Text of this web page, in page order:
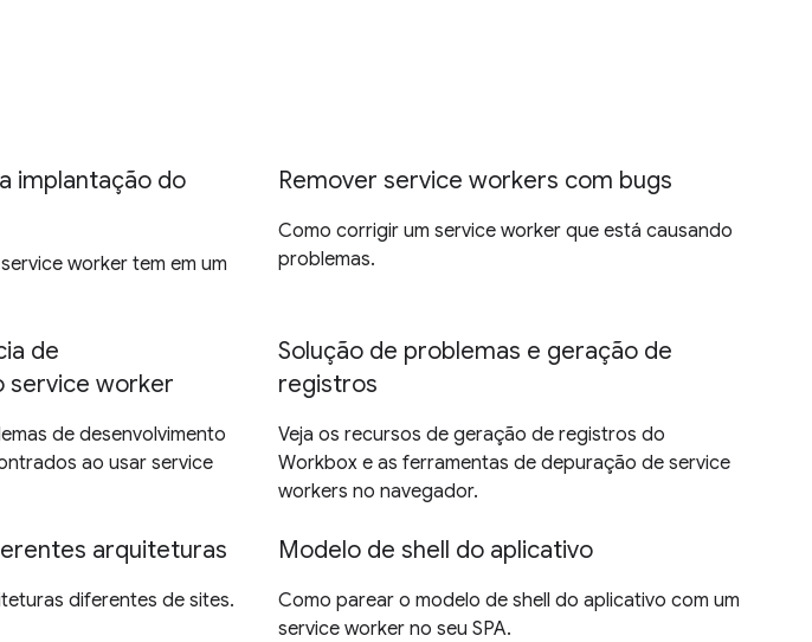
implantação do
worker tem em um
Remover service workers com bugs
Como corrigir um service worker que está causando
problemas.
de
service worker
de desenvolvimento
ao usar service
Solução de problemas e geração de
registros
Veja os recursos de geração de registros do
Workbox e as ferramentas de depuração de service
workers no navegador.
arquiteturas
diferentes de sites.
Modelo de shell do aplicativo
Como parear o modelo de shell do aplicativo com um
service worker no seu SPA.